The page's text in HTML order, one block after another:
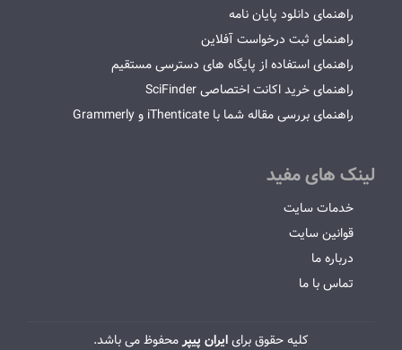
راهنمای دانلود پایان نامه
راهنمای ثبت درخواست آفلاین
راهنمای استفاده از پایگاه های دسترسی مستقیم
راهنمای خرید اکانت اختصاصی SciFinder
راهنمای بررسی مقاله شما با iThenticate و Grammerly
لینک های مفید
خدمات سایت
قوانین سایت
درباره ما
تماس با ما
کلیه حقوق برایایران پیپرمحفوظ می باشد.